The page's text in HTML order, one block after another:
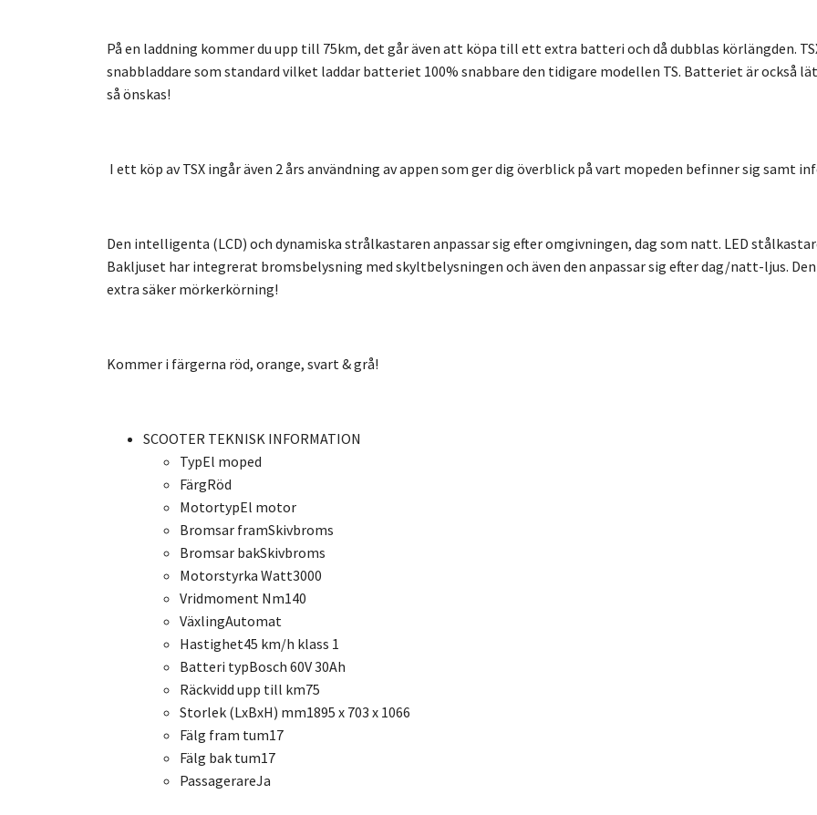
På en laddning kommer du upp till 75km, det går även att köpa till ett extra batteri och då dubblas körlängden.
snabbladdare som standard vilket laddar batteriet 100% snabbare den tidigare modellen TS. Batteriet är också
så önskas!
I ett köp av TSX ingår även 2 års användning av appen som ger dig överblick på vart mopeden befinner sig samt
Den intelligenta (LCD) och dynamiska strålkastaren anpassar sig efter omgivningen, dag som natt. LED
Bakljuset har integrerat bromsbelysning med skyltbelysningen och även den anpassar sig efter dag/natt-ljus.
extra säker mörkerkörning!
Kommer i färgerna röd, orange, svart & grå!
SCOOTER TEKNISK INFORMATION
TypEl moped
FärgRöd
MotortypEl motor
Bromsar framSkivbroms
Bromsar bakSkivbroms
Motorstyrka Watt3000
Vridmoment Nm140
VäxlingAutomat
Hastighet45 km/h klass 1
Batteri typBosch 60V 30Ah
Räckvidd upp till km75
Storlek (LxBxH) mm1895 x 703 x 1066
Fälg fram tum17
Fälg bak tum17
PassagerareJa